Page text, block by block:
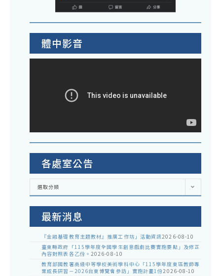
體中影音
各處室公告
各
室
選取分類
最新消息
『金融基礎教育主題教材』推廣工作坊」活動資訊2026-08-10
臺東縣政府「115學年度全國學生創意戲劇比賽實施要點」及修正
內容對照表各乙份。 2026-08-10
教育部國教署高級中等學校美術學科中心「115學年度東區教師專
業成長研習－2026台東博覽會參訪」實施計畫1份2026-08-10